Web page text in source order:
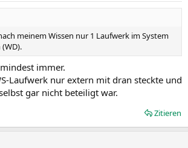
meinem Wissen nur 1 Laufwerk im System
immer.
Laufwerk nur extern mit dran steckte und
gar nicht beteiligt war.
Zitieren